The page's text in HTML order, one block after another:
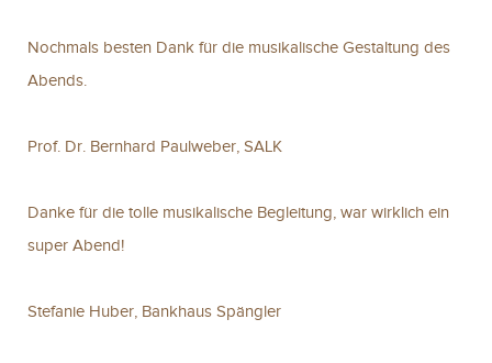
Nochmals besten Dank für die musikalische Gestaltung des
Abends.
Prof. Dr. Bernhard Paulweber, SALK
Danke für die tolle musikalische Begleitung, war wirklich ein
super Abend!
Stefanie Huber, Bankhaus Spängler